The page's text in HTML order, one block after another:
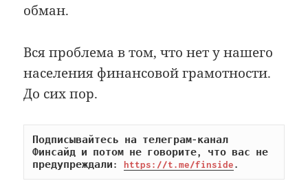
обман.
Вся проблема в том, что нет у нашего
населения финансовой грамотности.
До сих пор.
Подписывайтесь на телеграм-канал
Финсайд и потом не говорите, что вас не
предупреждали: https://t.me/finside.